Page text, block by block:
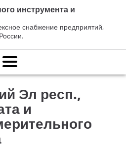
инструмента и
снабжение предприятий,
Переключение
навигации
Эл респ.,
и